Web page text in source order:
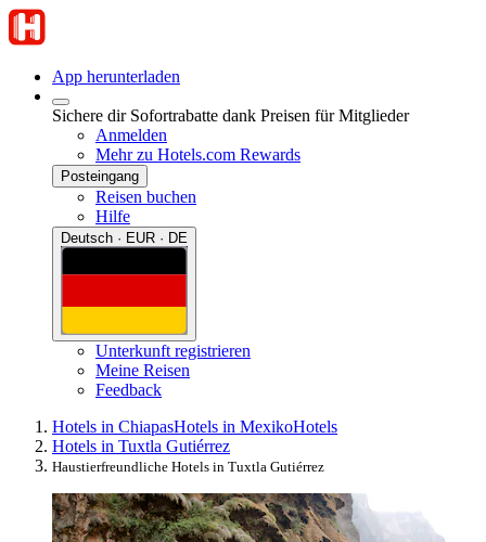
App herunterladen
Sichere dir Sofortrabatte dank Preisen für Mitglieder
Anmelden
Mehr zu Hotels.com Rewards
Posteingang
Reisen buchen
Hilfe
Deutsch · EUR · DE
Unterkunft registrieren
Meine Reisen
Feedback
Hotels in ChiapasHotels in MexikoHotels
Hotels in Tuxtla Gutiérrez
Haustierfreundliche Hotels in Tuxtla Gutiérrez